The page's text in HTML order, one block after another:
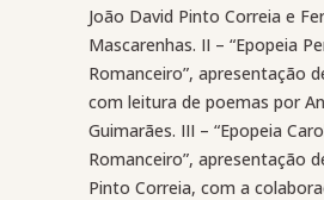
João David Pinto Correia e
Mascarenhas. II – “Epopeia
Romanceiro”, apresentação
com leitura de poemas por
Guimarães. III – “Epopeia
Romanceiro”, apresentação
Pinto Correia, com a